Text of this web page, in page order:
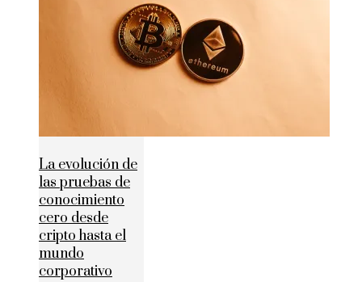
La evolución de
las pruebas de
conocimiento
cero desde
cripto hasta el
mundo
corporativo